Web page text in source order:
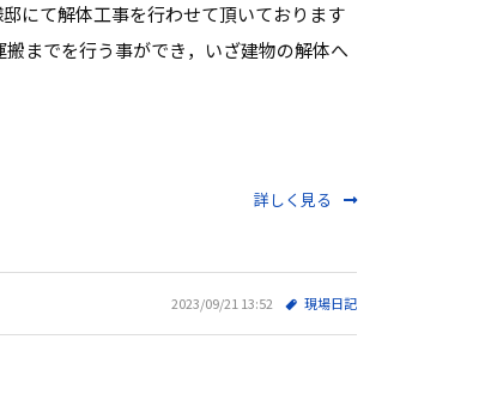
にて解体工事を行わせて頂いております
までを行う事ができ，いざ建物の解体へ
詳しく見る
2023/09/21 13:52 現場日記